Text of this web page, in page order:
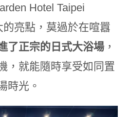
Hotel Taipei
亮點，莫過於在喧囂
了正宗的日式大浴場，
，就能隨時享受如同置
時光。